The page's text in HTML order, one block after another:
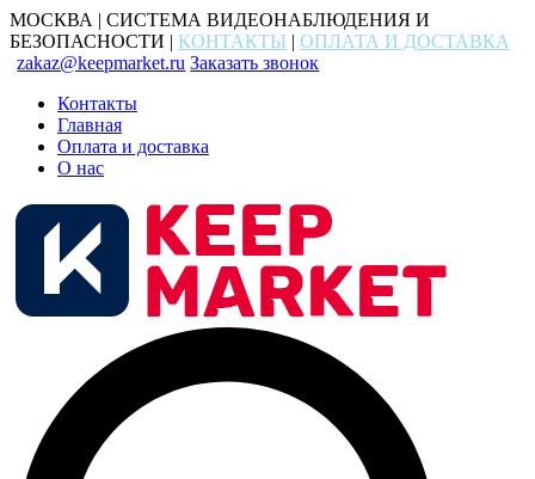
МОСКВА | СИСТЕМА ВИДЕОНАБЛЮДЕНИЯ И
БЕЗОПАСНОСТИ | КОНТАКТЫ | ОПЛАТА И ДОСТАВКА
zakaz@keepmarket.ru Заказать звонок
Контакты
Главная
Оплата и доставка
О нас